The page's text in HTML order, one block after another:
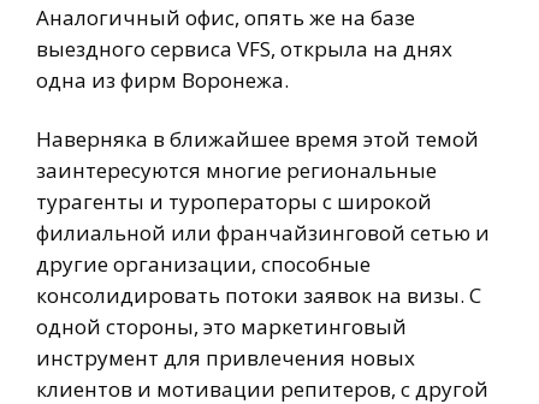
Аналогичный офис, опять же на базе
выездного сервиса VFS, открыла на днях
одна из фирм Воронежа.
Наверняка в ближайшее время этой темой
заинтересуются многие региональные
турагенты и туроператоры с широкой
филиальной или франчайзинговой сетью и
другие организации, способные
консолидировать потоки заявок на визы. С
одной стороны, это маркетинговый
инструмент для привлечения новых
клиентов и мотивации репитеров, с другой